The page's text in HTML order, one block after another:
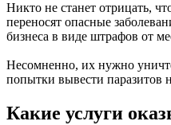
Никто не станет отрицать,
переносят опасные
бизнеса в виде штрафов от
Несомненно, их нужно
попытки вывести паразитов
Какие услуги